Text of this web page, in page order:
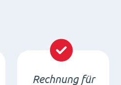
Rechnung für